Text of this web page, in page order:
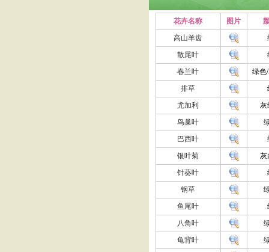
花卉名称 图片
高山羊齿
散尾叶
春兰叶
绿色
排草
尤加利
灰
鸟巢叶
巴西叶
银叶菊
灰
针葵叶
钢草
鱼尾叶
八角叶
龟背叶